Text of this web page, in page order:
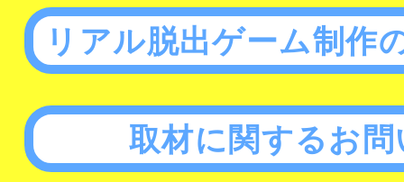
リアル脱出ゲーム制作
取材に関するお